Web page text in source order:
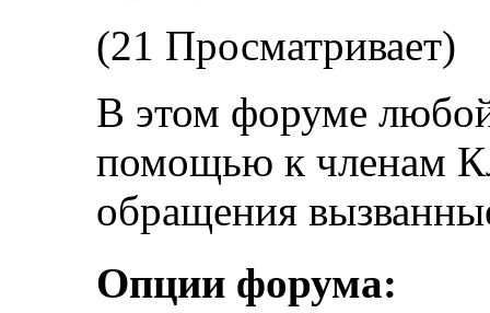
(21 Просматривает)
В этом форуме
помощью к членам
обращения
Опции форума: